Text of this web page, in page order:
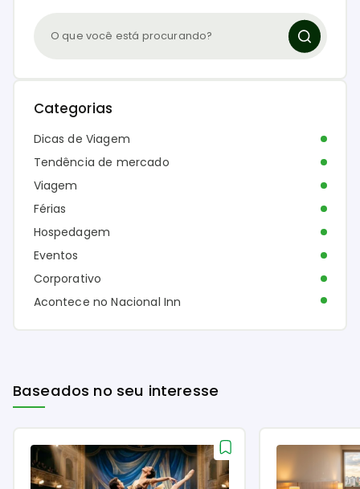
Categorias
Dicas de Viagem
Tendência de mercado
Viagem
Férias
Hospedagem
Eventos
Corporativo
Acontece no Nacional Inn
Baseados no seu interesse